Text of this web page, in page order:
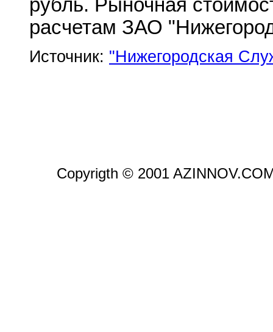
рубль. Рыночная
расчетам ЗАО
Источник: "Нижегородская
Copyrigth © 2001